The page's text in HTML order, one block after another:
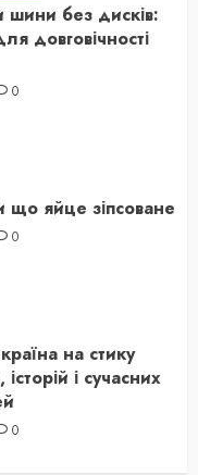
шини без дисків:
довговічності
0
що яйце зіпсоване
0
на стику
історій і сучасних
0